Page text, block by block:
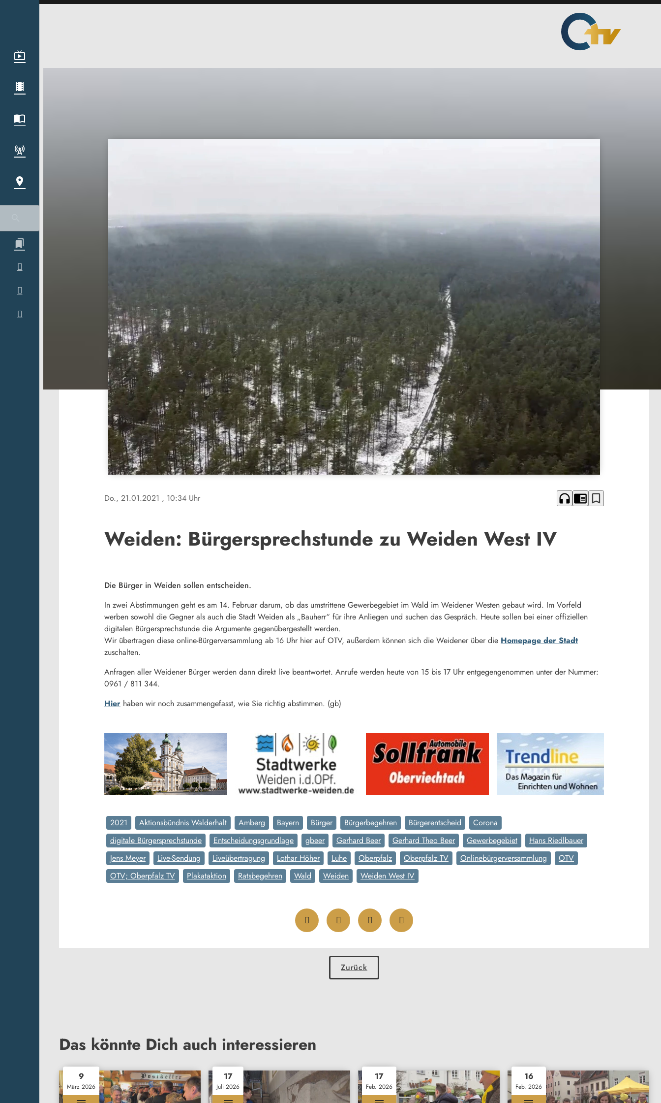
Do., 21.01.2021 , 10:34 Uhr headphones chrome_reader_mode bookmark_border
Weiden: Bürgersprechstunde zu Weiden West IV
Die Bürger in Weiden sollen entscheiden.
In zwei Abstimmungen geht es am 14. Februar darum, ob das umstrittene Gewerbegebiet im Wald im Weidener Westen gebaut wird. Im Vorfeld
werben sowohl die Gegner als auch die Stadt Weiden als „Bauherr“ für ihre Anliegen und suchen das Gespräch. Heute sollen bei einer offiziellen
digitalen Bürgersprechstunde die Argumente gegenübergestellt werden.
Wir übertragen diese online-Bürgerversammlung ab 16 Uhr hier auf OTV, außerdem können sich die Weidener über die Homepage der Stadt
zuschalten.
Anfragen aller Weidener Bürger werden dann direkt live beantwortet. Anrufe werden heute von 15 bis 17 Uhr entgegengenommen unter der Nummer:
0961 / 811 344.
Hier haben wir noch zusammengefasst, wie Sie richtig abstimmen. (gb)
2021 Aktionsbündnis Walderhalt Amberg Bayern Bürger Bürgerbegehren Bürgerentscheid
Corona
digitale Bürgersprechstunde
Entscheidungsgrundlage gbeer Gerhard Beer Gerhard Theo Beer Gewerbegebiet
Hans Riedlbauer
Jens Meyer
Live-Sendung Liveübertragung Lothar Höher Luhe Oberpfalz Oberpfalz TV Onlinebürgerversammlung
OTV
OTV; Oberpfalz TV
Plakataktion Ratsbegehren Wald Weiden Weiden West IV
Zurück
Das könnte Dich auch interessieren
9
März 2026
17
Juli 2026
17
Feb. 2026
16
Feb. 2026